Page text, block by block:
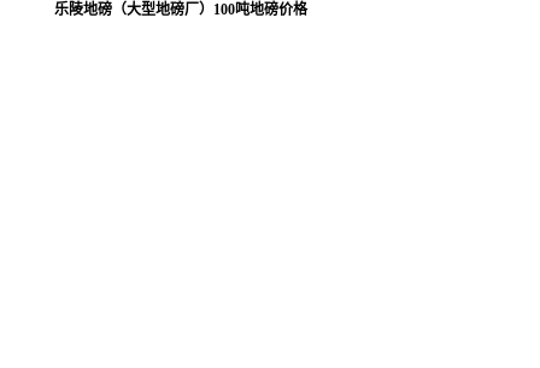
乐陵地磅（大型地磅厂）100吨地磅价格